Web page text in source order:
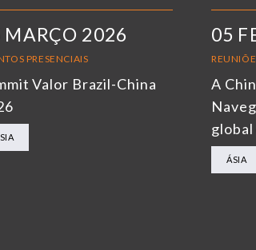
MARÇO 2026
PRESENCIAIS
Valor Brazil-China
05
A
ÁSIA